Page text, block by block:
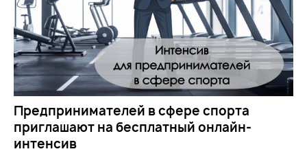
Предпринимателей в сфере спорта
приглашают на бесплатный онлайн-
интенсив